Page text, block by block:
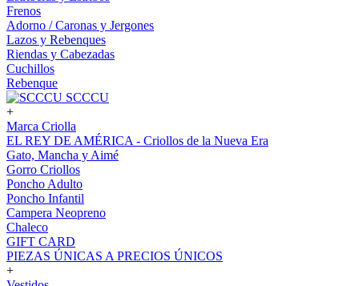
Frenos
Adorno / Caronas y Jergones
Lazos y Rebenques
Riendas y Cabezadas
Cuchillos
Rebenque
SCCCU
+
Marca Criolla
EL REY DE AMÉRICA - Criollos de la Nueva Era
Gato, Mancha y Aimé
Gorro Criollos
Poncho Adulto
Poncho Infantil
Campera Neopreno
Chaleco
GIFT CARD
PIEZAS ÚNICAS A PRECIOS ÚNICOS
+